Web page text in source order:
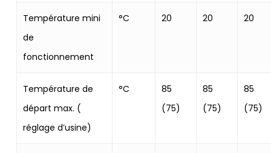
Température mini
de
fonctionnement
°C 20 20 20
Température de
départ max. (
réglage d’usine)
°C
85
(75)
85
(75)
85
(75)